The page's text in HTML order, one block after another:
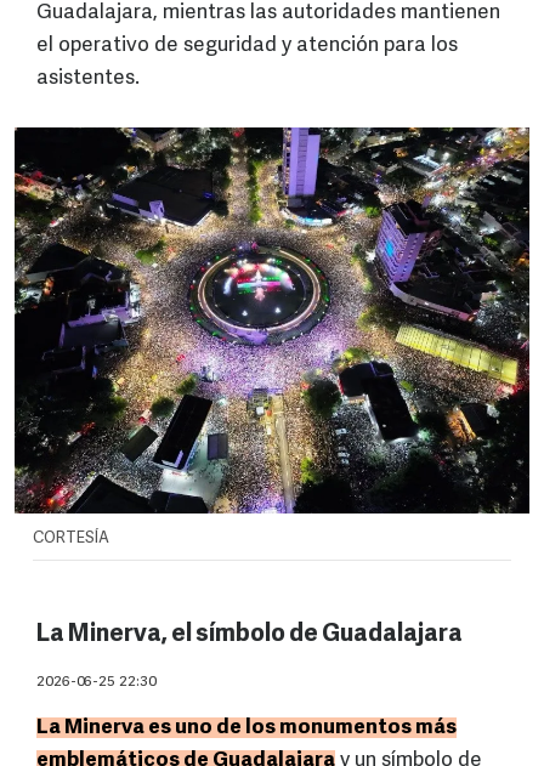
Guadalajara, mientras las autoridades mantienen
el operativo de seguridad y atención para los
asistentes.
CORTESÍA
La Minerva, el símbolo de Guadalajara
2026-06-25 22:30
La Minerva es uno de los monumentos más
emblemáticos de Guadalajara y un símbolo de